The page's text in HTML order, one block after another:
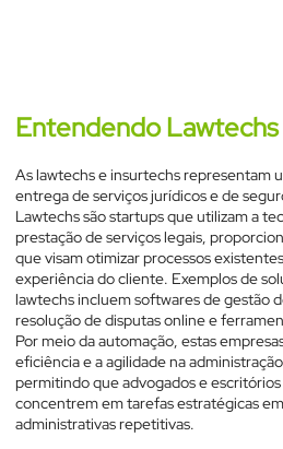
Entendendo
As lawtechs e insurtechs representam
entrega de serviços jurídicos e de
Lawtechs são startups que utilizam a
prestação de serviços legais,
que visam otimizar processos
experiência do cliente. Exemplos de
lawtechs incluem softwares de gestão
resolução de disputas online e
Por meio da automação, estas
eficiência e a agilidade na
permitindo que advogados e
concentrem em tarefas estratégicas
administrativas repetitivas.